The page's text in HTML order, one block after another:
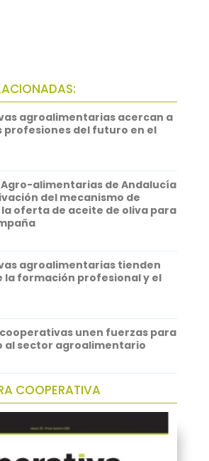
agroalimentarias acercan a
profesiones del futuro en el
alimentarias de Andalucía
del mecanismo de
oferta de aceite de oliva para
agroalimentarias tienden
la formación profesional y el
unen fuerzas para
sector agroalimentario
COOPERATIVA